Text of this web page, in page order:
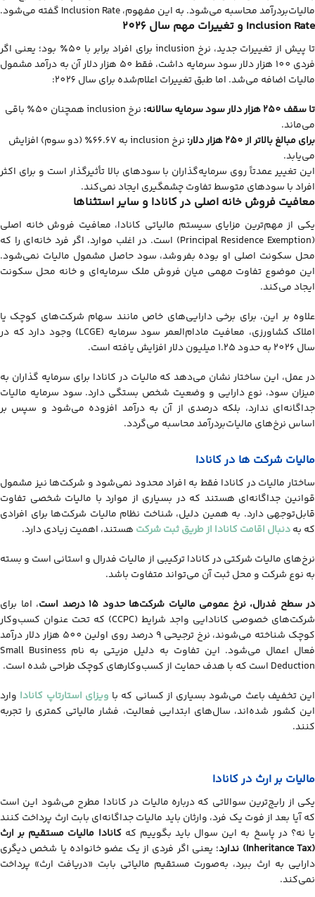
مالیات‌بردرآمد محاسبه می‌شود. به این مفهوم، Inclusion Rate گفته می‌شود.
Inclusion Rate و تغییرات مهم سال 2026
تا پیش از تغییرات جدید، نرخ inclusion برای افراد برابر با 50٪ بود؛ یعنی اگر
فردی 100 هزار دلار سود سرمایه داشت، فقط 50 هزار دلار آن به درآمد مشمول
مالیات اضافه می‌شد. اما طبق تغییرات اعلام‌شده برای سال 2026:
تا سقف 250 هزار دلار سود سرمایه سالانه:
نرخ inclusion همچنان 50٪ باقی
می‌ماند.
برای مبالغ بالاتر از 250 هزار دلار:
نرخ inclusion به 66.67٪ (دو سوم) افزایش
می‌یابد.
این تغییر عمدتاً روی سرمایه‌گذاران با سودهای بالا تأثیرگذار است و برای اکثر
افراد با سودهای متوسط تفاوت چشمگیری ایجاد نمی‌کند.
معافیت فروش خانه اصلی در کانادا و سایر استثناها
یکی از مهم‌ترین مزایای سیستم مالیاتی کانادا، معافیت فروش خانه اصلی
(Principal Residence Exemption) است. در اغلب موارد، اگر فرد خانه‌ای را که
محل سکونت اصلی او بوده بفروشد، سود حاصل مشمول مالیات نمی‌شود.
این موضوع تفاوت مهمی میان فروش ملک سرمایه‌ای و خانه محل سکونت
ایجاد می‌کند.
علاوه بر این، برای برخی دارایی‌های خاص مانند سهام شرکت‌های کوچک یا
املاک کشاورزی، معافیت مادام‌العمر سود سرمایه (LCGE) وجود دارد که در
سال 2026 به حدود 1.25 میلیون دلار افزایش یافته است.
در عمل، این ساختار نشان می‌دهد که مالیات در کانادا برای سرمایه گذاران به
میزان سود، نوع دارایی و وضعیت شخص بستگی دارد. سود سرمایه مالیات
جداگانه‌ای ندارد، بلکه درصدی از آن به درآمد افزوده می‌شود و سپس بر
اساس نرخ‌های مالیات‌بردرآمد محاسبه می‌گردد.
مالیات شرکت ‌ها در کانادا
ساختار مالیات در کانادا فقط به افراد محدود نمی‌شود و شرکت‌ها نیز مشمول
قوانین جداگانه‌ای هستند که در بسیاری از موارد با مالیات شخصی تفاوت
قابل‌توجهی دارد. به همین دلیل، شناخت نظام مالیات شرکت‌ها برای افرادی
که بهدنبال اقامت کانادا از طریق ثبت شرکت هستند، اهمیت زیادی دارد.
نرخ‌های مالیات شرکتی در کانادا ترکیبی از مالیات فدرال و استانی است و بسته
به نوع شرکت و محل ثبت آن می‌تواند متفاوت باشد.
در سطح فدرال، نرخ عمومی مالیات شرکت‌ها حدود 15 درصد است
، اما برای
شرکت‌های خصوصی کانادایی واجد شرایط (CCPC) که تحت عنوان کسب‌وکار
کوچک شناخته می‌شوند، نرخ ترجیحی 9 درصد روی اولین 500 هزار دلار درآمد
فعال اعمال می‌شود. این تفاوت به دلیل مزیتی به نام Small Business
Deduction است که با هدف حمایت از کسب‌وکارهای کوچک طراحی شده است.
این تخفیف باعث می‌شود بسیاری از کسانی که با ویزای استارتاپ کانادا وارد
این کشور شده‌اند، سال‌های ابتدایی فعالیت، فشار مالیاتی کمتری را تجربه
کنند.
مالیات بر ارث در کانادا
یکی از رایج‌ترین سوالاتی که درباره مالیات در کانادا مطرح می‌شود این است
که آیا بعد از فوت یک فرد، وارثان باید مالیات جداگانه‌ای بابت ارث پرداخت کنند
یا نه؟ در پاسخ به این سوال باید بگوییم کهکانادا مالیات مستقیم بر ارث
(
Inheritance Tax) ندارد؛ یعنی اگر فردی از یک عضو خانواده یا شخص دیگری
دارایی به ارث ببرد، به‌صورت مستقیم مالیاتی بابت «دریافت ارث» پرداخت
نمی‌کند.